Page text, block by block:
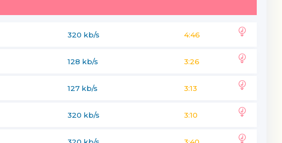
320 kb/s 4:46
128 kb/s 3:26
127 kb/s 3:13
320 kb/s 3:10